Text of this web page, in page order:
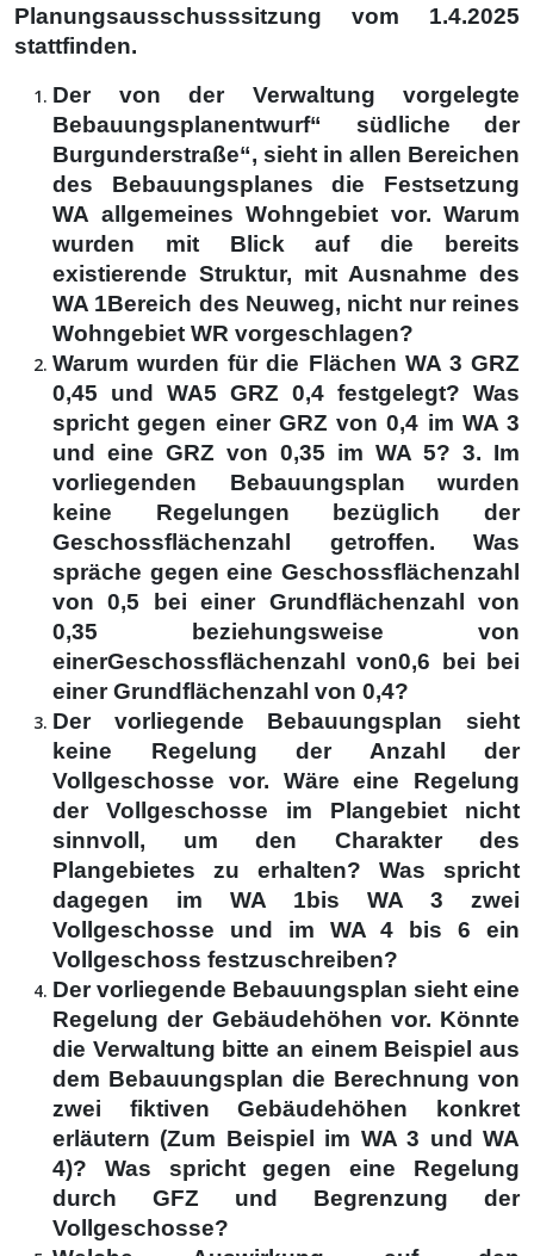
Planungsausschusssitzung vom 1.4.2025
stattfinden.
Der von der Verwaltung vorgelegte
Bebauungsplanentwurf“ südliche der
Burgunderstraße“, sieht in allen Bereichen
des Bebauungsplanes die Festsetzung
WA allgemeines Wohngebiet vor. Warum
wurden mit Blick auf die bereits
existierende Struktur, mit Ausnahme des
WA 1Bereich des Neuweg, nicht nur reines
Wohngebiet WR vorgeschlagen?
Warum wurden für die Flächen WA 3 GRZ
0,45 und WA5 GRZ 0,4 festgelegt? Was
spricht gegen einer GRZ von 0,4 im WA 3
und eine GRZ von 0,35 im WA 5? 3. Im
vorliegenden Bebauungsplan wurden
keine Regelungen bezüglich der
Geschossflächenzahl getroffen. Was
spräche gegen eine Geschossflächenzahl
von 0,5 bei einer Grundflächenzahl von
0,35 beziehungsweise von
einerGeschossflächenzahl von0,6 bei bei
einer Grundflächenzahl von 0,4?
Der vorliegende Bebauungsplan sieht
keine Regelung der Anzahl der
Vollgeschosse vor. Wäre eine Regelung
der Vollgeschosse im Plangebiet nicht
sinnvoll, um den Charakter des
Plangebietes zu erhalten? Was spricht
dagegen im WA 1bis WA 3 zwei
Vollgeschosse und im WA 4 bis 6 ein
Vollgeschoss festzuschreiben?
Der vorliegende Bebauungsplan sieht eine
Regelung der Gebäudehöhen vor. Könnte
die Verwaltung bitte an einem Beispiel aus
dem Bebauungsplan die Berechnung von
zwei fiktiven Gebäudehöhen konkret
erläutern (Zum Beispiel im WA 3 und WA
4)? Was spricht gegen eine Regelung
durch GFZ und Begrenzung der
Vollgeschosse?